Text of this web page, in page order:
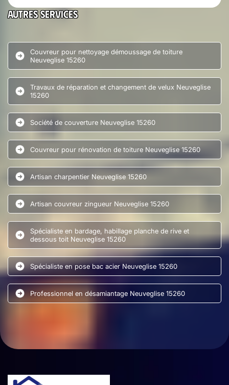
Autres services
Couvreur pour nettoyage démoussage de toiture
Neuveglise 15260
Travaux de réparation et changement de velux Neuveglise
15260
Société de couverture Neuveglise 15260
Couvreur pour rénovation de toiture Neuveglise 15260
Artisan charpentier Neuveglise 15260
Artisan couvreur zingueur Neuveglise 15260
Spécialiste en bardage, habillage planche de rive et
dessous toit Neuveglise 15260
Spécialiste en pose bac acier Neuveglise 15260
Professionnel en désamiantage Neuveglise 15260